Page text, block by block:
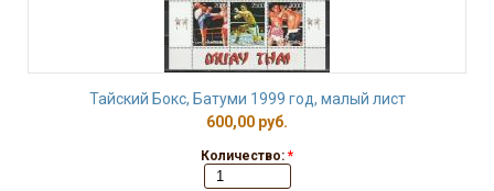
Тайский Бокс, Батуми 1999 год, малый лист
600,00 руб.
Количество: *